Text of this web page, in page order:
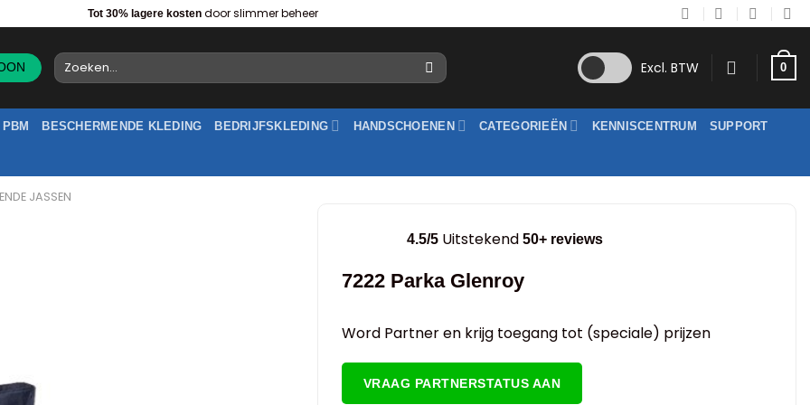
Tot 30% lagere kosten door slimmer beheer
Zoeken
naar:
Excl. BTW 0
PBM BESCHERMENDE KLEDING BEDRIJFSKLEDING HANDSCHOENEN CATEGORIEËN KENNISCENTRUM SUPPORT
JASSEN
4.5/5 Uitstekend 50+ reviews
7222 Parka Glenroy
Word Partner en krijg toegang tot (speciale) prijzen
VRAAG PARTNERSTATUS AAN